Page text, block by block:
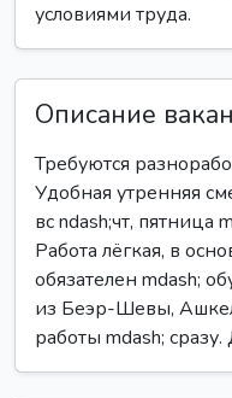
условиями труда.
Описание
Требуются
Удобная утренняя
вс ndash;чт, пятница
Работа лёгкая, в
обязателен mdash;
из Беэр-Шевы,
работы mdash;